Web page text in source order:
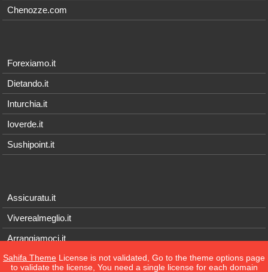
Chenozze.com
Forexiamo.it
Dietando.it
Inturchia.it
Ioverde.it
Sushipoint.it
Assicuratu.it
Viverealmeglio.it
Arrangiamoci.it
Tecnichef.it
Sahifa Theme License is not validated, Go to the theme options page
to validate the license, You need a single license for each domain